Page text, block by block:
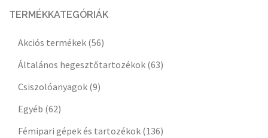
TERMÉKKATEGÓRIÁK
Akciós termékek (56)
Általános hegesztőtartozékok (63)
Csiszolóanyagok (9)
Egyéb (62)
Fémipari gépek és tartozékok (136)